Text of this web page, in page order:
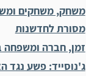
משחק, משחקים
מסורת לחדשנות
זמן, חברה
ג'נוסייד: פשע נגד